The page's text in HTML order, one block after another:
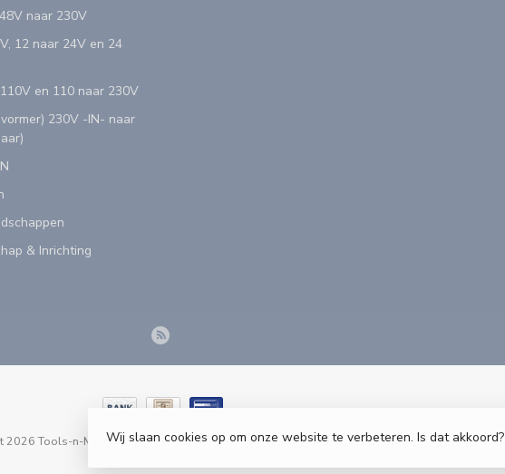
naar 230V
12 naar 24V en 24
en 110 naar 230V
230V -IN- naar
& Inrichting
2026 Tools-n-More Gereedschappen - Powered by webshop-service.nl
Wij slaan cookies op om onze website te verbeteren. Is dat akkoord?